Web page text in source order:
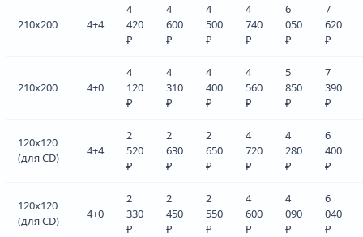
210x200 4+4
4
420
₽
4
600
₽
4
500
₽
4
740
₽
6
050
₽
7
620
₽
210x200 4+0
4
120
₽
4
310
₽
4
400
₽
4
560
₽
5
850
₽
7
390
₽
120x120
(для CD)
4+4
2
520
₽
2
630
₽
2
650
₽
4
720
₽
4
280
₽
6
400
₽
120x120
(для CD)
4+0
2
330
₽
2
450
₽
2
550
₽
4
600
₽
4
090
₽
6
040
₽